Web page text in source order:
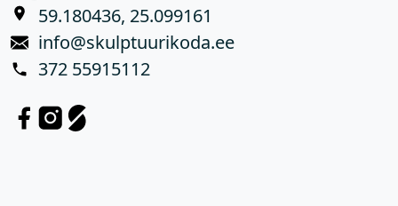
59.180436, 25.099161
info@skulptuurikoda.ee
372 55915112